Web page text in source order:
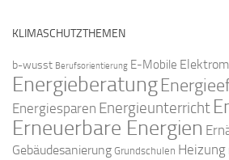
KLIMASCHUTZTHEMEN
b-wusst Berufsorientierung E-Mobile
Energieberatung
Energiesparen Energieunterricht
Erneuerbare Energien
Gebäudesanierung Grundschulen Heizung